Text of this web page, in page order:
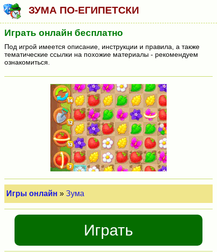
ЗУМА ПО-ЕГИПЕТСКИ
Играть онлайн бесплатно
Под игрой имеется описание, инструкции и правила, а также
тематические ссылки на похожие материалы - рекомендуем
ознакомиться.
Игры онлайн »Зума
Играть